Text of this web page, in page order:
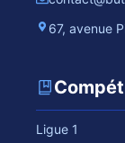
67, avenue
Ligue 1